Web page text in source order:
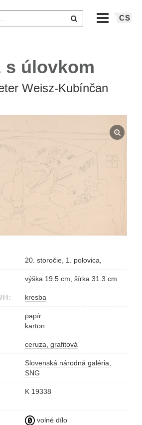
CS
s úlovkom
Weisz-Kubínčan
20. storočie, 1. polovica,
výška 19.5 cm, šírka 31.3 cm
kresba
papír
karton
ceruza, grafitová
Slovenská národná galéria,
SNG
K 19338
volné dílo